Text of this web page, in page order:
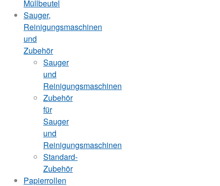
Müllbeutel
Sauger,
Reinigungsmaschinen
und
Zubehör
Sauger
und
Reinigungsmaschinen
Zubehör
für
Sauger
und
Reinigungsmaschinen
Standard-
Zubehör
Papierrollen